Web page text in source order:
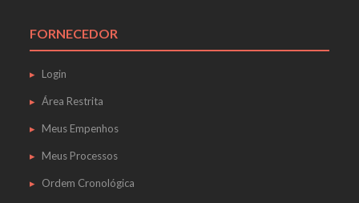
FORNECEDOR
Login
Área Restrita
Meus Empenhos
Meus Processos
Ordem Cronológica